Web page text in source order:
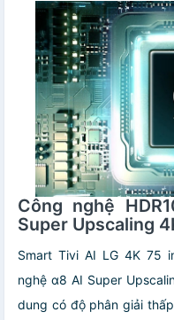
Công nghệ
Super Upscaling
Smart Tivi AI LG 4K 75
nghệ α8 AI Super
dung có độ phân giải